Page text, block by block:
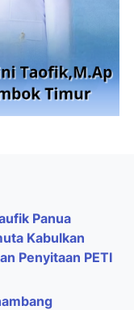
Panua
Kabulkan
Penyitaan PETI